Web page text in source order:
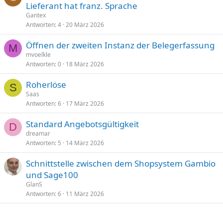
Lieferant hat franz. Sprache
Gantex
Antworten 4 20 März 2026
M Öffnen der zweiten Instanz der Belegerfassung
mvoelkle
Antworten 0 18 März 2026
S Roherlöse
Saas
Antworten 6 17 März 2026
D Standard Angebotsgültigkeit
dreamar
Antworten 5 14 März 2026
Schnittstelle zwischen dem Shopsystem Gambio
und Sage100
GlanS
Antworten 6 11 März 2026